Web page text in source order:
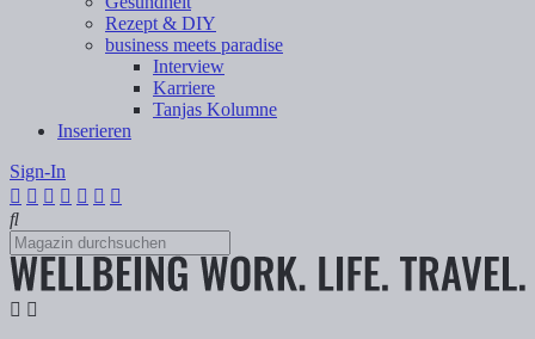
Rezept & DIY
business meets paradise
Interview
Karriere
Tanjas Kolumne
Inserieren
Sign-In